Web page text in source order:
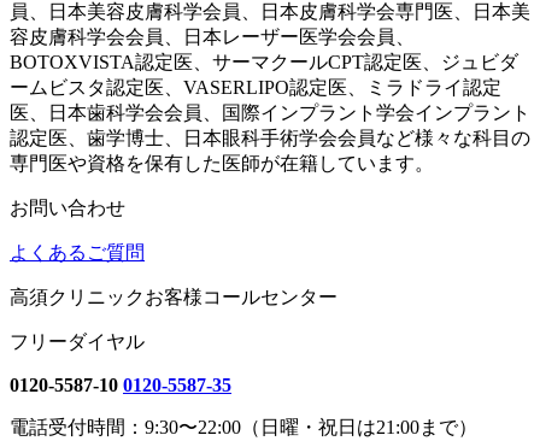
員、日本美容皮膚科学会員、日本皮膚科学会専門医、日本美
容皮膚科学会会員、日本レーザー医学会会員、
BOTOXVISTA認定医、サーマクールCPT認定医、ジュビダ
ームビスタ認定医、VASERLIPO認定医、ミラドライ認定
医、日本歯科学会会員、国際インプラント学会インプラント
認定医、歯学博士、日本眼科手術学会会員など様々な科目の
専門医や資格を保有した医師が在籍しています。
お問い合わせ
よくあるご質問
高須クリニックお客様コールセンター
フリーダイヤル
0120-5587-10 0120-5587-35
電話受付時間：9:30〜22:00（日曜・祝日は21:00まで）